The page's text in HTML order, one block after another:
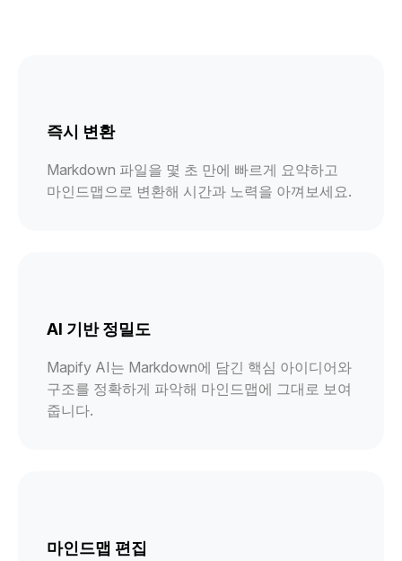
즉시 변환
Markdown 파일을 몇 초 만에 빠르게 요약하고
마인드맵으로 변환해 시간과 노력을 아껴보세요.
AI 기반 정밀도
Mapify AI는 Markdown에 담긴 핵심 아이디어와
구조를 정확하게 파악해 마인드맵에 그대로 보여
줍니다.
마인드맵 편집